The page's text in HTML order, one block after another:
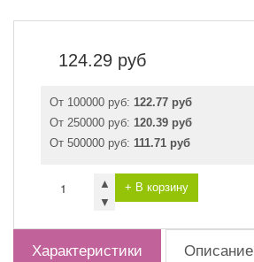
124.29 руб
От 100000 руб: 122.77 руб
От 250000 руб: 120.39 руб
От 500000 руб: 111.71 руб
▲
▼
+ В корзину
Характеристики Описание